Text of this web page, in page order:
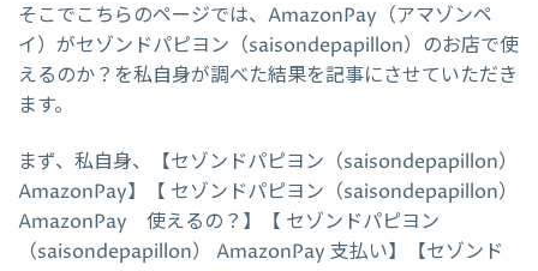
そこでこちらのページでは、AmazonPay（アマゾンペ
イ）がセゾンドパピヨン（saisondepapillon）のお店で使
えるのか？を私自身が調べた結果を記事にさせていただき
ます。
まず、私自身、【セゾンドパピヨン（saisondepapillon）
AmazonPay】【 セゾンドパピヨン（saisondepapillon）
AmazonPay 使えるの？】【 セゾンドパピヨン
（saisondepapillon） AmazonPay 支払い】【セゾンド